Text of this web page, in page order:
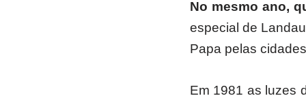
No mesmo ano,
especial de
Papa pelas
Em 1981 as luzes